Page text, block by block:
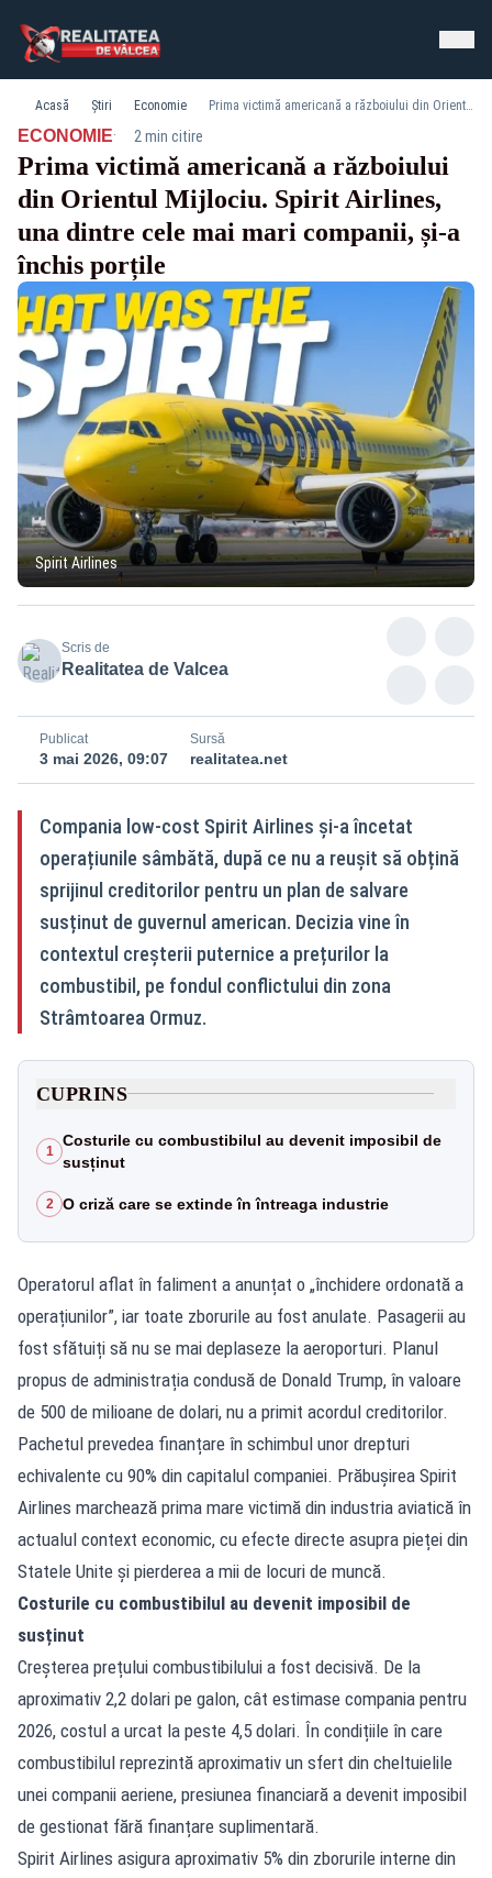
Acasă Știri Economie Prima victimă americană a războiului din Orientul Mijlociu. Spirit Airlines, una dintre cele mai mari companii, și-a închis porțile
ECONOMIE· 2 min citire
Prima victimă americană a războiului
din Orientul Mijlociu. Spirit Airlines,
una dintre cele mai mari companii, și-a
închis porțile
Spirit Airlines
Scris de
Realitatea de Valcea
Publicat
3 mai 2026, 09:07
Sursă
realitatea.net
Compania low-cost Spirit Airlines și-a încetat
operațiunile sâmbătă, după ce nu a reușit să obțină
sprijinul creditorilor pentru un plan de salvare
susținut de guvernul american. Decizia vine în
contextul creșterii puternice a prețurilor la
combustibil, pe fondul conflictului din zona
Strâmtoarea Ormuz.
CUPRINS
1
Costurile cu combustibilul au devenit imposibil de
susținut
2 O criză care se extinde în întreaga industrie
Operatorul aflat în faliment a anunțat o „închidere ordonată a
operațiunilor”, iar toate zborurile au fost anulate. Pasagerii au
fost sfătuiți să nu se mai deplaseze la aeroporturi. Planul
propus de administrația condusă de Donald Trump, în valoare
de 500 de milioane de dolari, nu a primit acordul creditorilor.
Pachetul prevedea finanțare în schimbul unor drepturi
echivalente cu 90% din capitalul companiei. Prăbușirea Spirit
Airlines marchează prima mare victimă din industria aviatică în
actualul context economic, cu efecte directe asupra pieței din
Statele Unite și pierderea a mii de locuri de muncă.
Costurile cu combustibilul au devenit imposibil de
susținut
Creșterea prețului combustibilului a fost decisivă. De la
aproximativ 2,2 dolari pe galon, cât estimase compania pentru
2026, costul a urcat la peste 4,5 dolari. În condițiile în care
combustibilul reprezintă aproximativ un sfert din cheltuielile
unei companii aeriene, presiunea financiară a devenit imposibil
de gestionat fără finanțare suplimentară.
Spirit Airlines asigura aproximativ 5% din zborurile interne din